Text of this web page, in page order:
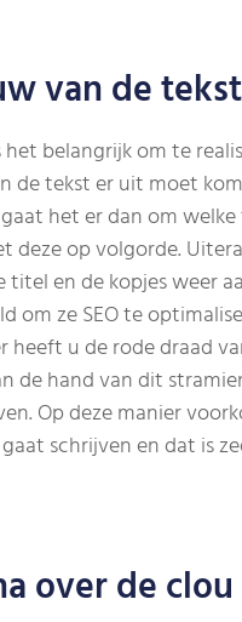
van de tekst
het belangrijk om te
de tekst er uit moet
het er dan om
deze op volgorde.
titel en de kopjes weer
om ze SEO te
heeft u de rode draad
de hand van dit
Op deze manier
schrijven en dat is
over de clou